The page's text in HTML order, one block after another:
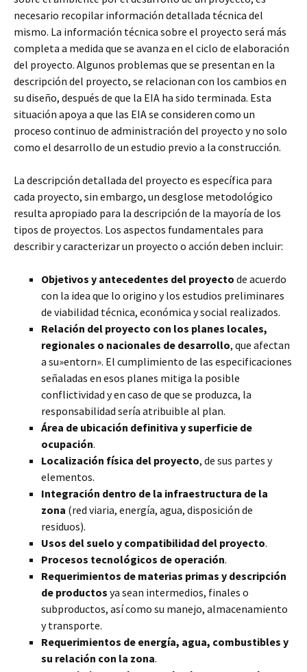
necesario recopilar información detallada técnica del
mismo. La información técnica sobre el proyecto será más
completa a medida que se avanza en el ciclo de elaboración
del proyecto. Algunos problemas que se presentan en la
descripción del proyecto, se relacionan con los cambios en
su diseño, después de que la EIA ha sido terminada. Esta
situación apoya a que las EIA se consideren como un
proceso continuo de administración del proyecto y no solo
como el desarrollo de un estudio previo a la construcción.
La descripción detallada del proyecto es específica para
cada proyecto, sin embargo, un desglose metodológico
resulta apropiado para la descripción de la mayoría de los
tipos de proyectos. Los aspectos fundamentales para
describir y caracterizar un proyecto o acción deben incluir:
Objetivos y antecedentes del proyecto de acuerdo
con la idea que lo origino y los estudios preliminares
de viabilidad técnica, económica y social realizados.
Relación del proyecto con los planes locales,
regionales o nacionales de desarrollo, que afectan
a su»entorn». El cumplimiento de las especificaciones
señaladas en esos planes mitiga la posible
conflictividad y en caso de que se produzca, la
responsabilidad sería atribuible al plan.
Área de ubicación definitiva y superficie de
ocupación.
Localización física del proyecto, de sus partes y
elementos.
Integración dentro de la infraestructura de la
zona (red viaria, energía, agua, disposición de
residuos).
Usos del suelo y compatibilidad del proyecto.
Procesos tecnológicos de operación.
Requerimientos de materias primas y descripción
de productos ya sean intermedios, finales o
subproductos, así como su manejo, almacenamiento
y transporte.
Requerimientos de energía, agua, combustibles y
su relación con la zona.